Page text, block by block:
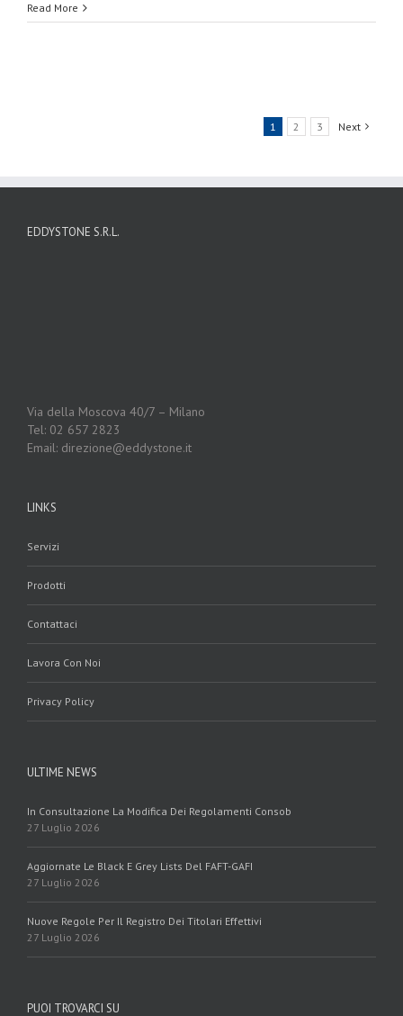
Read More
1 2 3 Next
EDDYSTONE S.R.L.
Via della Moscova 40/7 – Milano
Tel: 02 657 2823
Email: direzione@eddystone.it
LINKS
Servizi
Prodotti
Contattaci
Lavora Con Noi
Privacy Policy
ULTIME NEWS
In Consultazione La Modifica Dei Regolamenti Consob
27 Luglio 2026
Aggiornate Le Black E Grey Lists Del FAFT-GAFI
27 Luglio 2026
Nuove Regole Per Il Registro Dei Titolari Effettivi
27 Luglio 2026
PUOI TROVARCI SU